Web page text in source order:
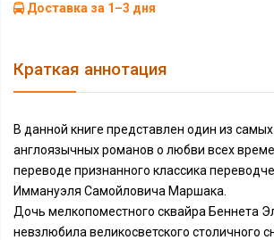
Доставка за 1–3 дня
Краткая аннотация
В данной книге представлен один из
англоязычных романов о любви всех
переводе признанного классика
Иммануэля Самойловича Маршака.
Дочь мелкопоместного сквайра Беннета
невзлюбила великосветского столичного